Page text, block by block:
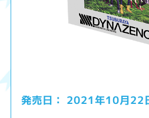
発売日： 2021年10月22